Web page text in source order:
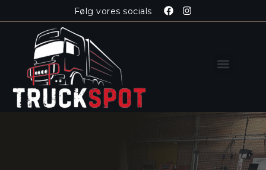
Følg vores socials